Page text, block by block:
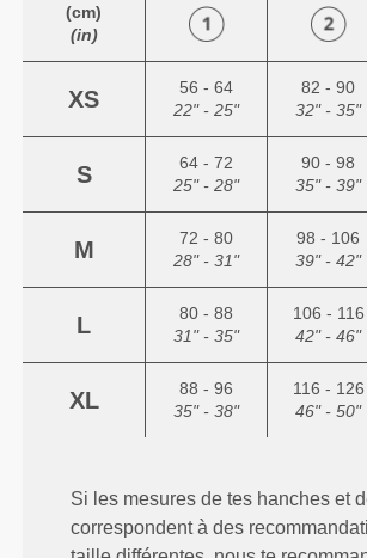
(cm)
(in)
XS
56 - 64
22" - 25"
82 - 90
32" - 35"
S
64 - 72
25" - 28"
90 - 98
35" - 39"
M
72 - 80
28" - 31"
98 - 106
39" - 42"
L
80 - 88
31" - 35"
106 - 116
42" - 46"
XL
88 - 96
35" - 38"
116 - 126
46" - 50"
Si les mesures de tes hanches et
correspondent à des